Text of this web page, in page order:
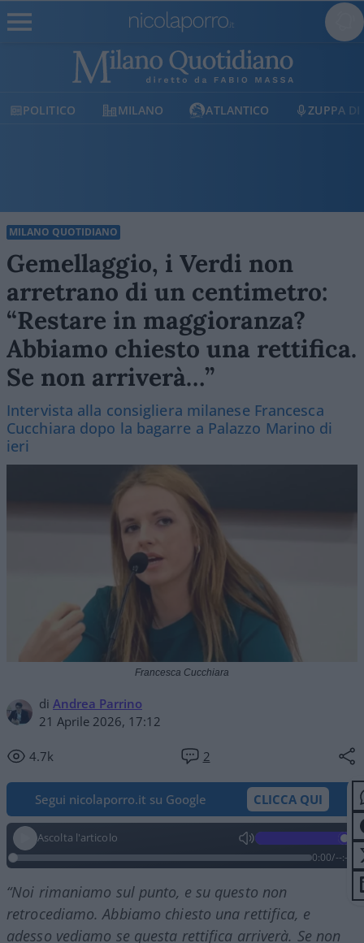
POLITICO MILANO ATLANTICO ZUPPA DI
MILANO QUOTIDIANO
Gemellaggio, i Verdi non
arretrano di un centimetro:
“Restare in maggioranza?
Abbiamo chiesto una rettifica.
Se non arriverà…”
Intervista alla consigliera milanese Francesca
Cucchiara dopo la bagarre a Palazzo Marino di
ieri
di Andrea Parrino
21 Aprile 2026, 17:12
4.7k 2
Francesca Cucchiara
Segui nicolaporro.it su Google CLICCA QUI
Ascolta l'articolo
0:00/--:--
“Noi rimaniamo sul punto, e su questo non
retrocediamo. Abbiamo chiesto una rettifica, e
adesso vediamo se questa rettifica arriverà. Se non